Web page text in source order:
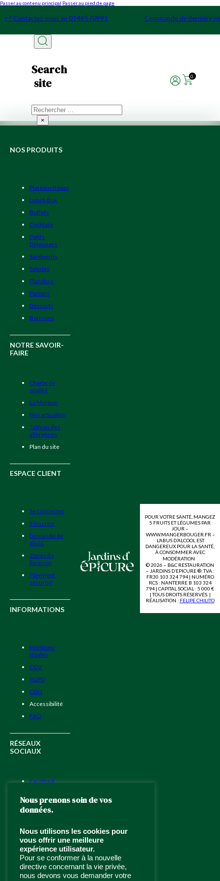
Passer au contenu principal Passer au pied de page
? Contactez-nous au 0146570991 Commande de dernière
Search
site
Rechercher
×
0
NOS PRODUITS
Plateaux Repas
Lunch Box
Buffets
Cocktails
Petits
Déjeuners
Sandwichs
Salades
Planches
Paniers
Desserts
Boissons
NOTRE SAVOIR-
FAIRE
Charte de
qualité
La Marque
Nos actualités
Tableau des
allergènes
Plan du site
ESPACE CLIENT
Se connecter
S’inscrire
Demande de
devis
Zones de
livraison
Paiement
sécurisé
INFORMATIONS
Mentions
légales
CGV
RGPD
CGU
Accessibilité
FAQ
RÉSEAUX
SOCIAUX
Facebook
LinkedIn
TRAITEUR ÉVÉNEMENTIEL
À PARIS ET ÎLE DE FRANCE
Traiteur haut de gamme depuis
1994,Jardins d’Épicureallie
POUR VOTRE SANTÉ, MANGEZ
5 FRUITS ET LÉGUMES PAR
JOUR –
WWW.MANGERBOUGER.FR –
L’ABUS D’ALCOOL EST
DANGEREUX POUR LA SANTÉ,
À CONSOMMER AVEC
MODÉRATION
© 2026 – B&C RESTAURATION
– JARDINS D’EPICURE ®. TVA :
FR30 103 324 794 | NUMÉRO
RCS : NANTERRE B 103 324
794 | CAPITAL SOCIAL : 5 000 €
| TOUS DROITS RÉSERVÉS. |
RÉALISATION : FELIPE CHILITO
Nous prenons soin de vos
données.
Nous utilisons les cookies pour
vous offrir une meilleure
expérience utilisateur.
Pour se conformer à la nouvelle
directive concernant la vie privée,
nous devons vous demander votre